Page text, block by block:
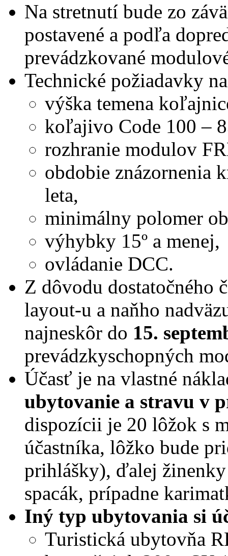
Na stretnutí bude zo
postavené a podľa
prevádzkované
Technické požiadavky
výška temena
koľajivo Code 100 –
rozhranie modulov
obdobie znázornenia
leta,
minimálny polomer
výhybky 15º a menej,
ovládanie DCC.
Z dôvodu dostatočného
layout-u a naňho
najneskôr do 15.
prevádzkyschopných
Účasť je na vlastné
ubytovanie a stravu v
dispozícii je 20 lôžok s
účastníka, lôžko bude
prihlášky), ďalej
spacák, prípadne
Iný typ ubytovania si
Turistická ubytovňa